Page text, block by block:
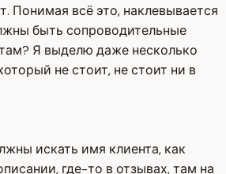
Понимая всё это, наклевывается
быть сопроводительные
Я выделю даже несколько
не стоит, не стоит ни в
искать имя клиента, как
где-то в отзывах, там на